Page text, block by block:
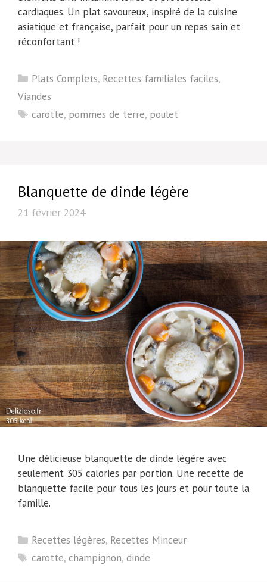
cardiaques. Un plat savoureux, inspiré de la cuisine
asiatique et française, parfait pour un repas sain et
réconfortant !
Catégories
Plats Complets, Recettes familiales faciles,
Viandes
Étiquettes
carotte, pommes de terre, poulet
Blanquette de dinde légère
21 février 2024
Une délicieuse blanquette de dinde légère avec
seulement 305 calories par portion. Une recette de
blanquette facile pour tous les jours et pour toute la
famille.
Catégories
Recettes légères, Recettes Minceur
Étiquettes
carotte,champignon,dinde